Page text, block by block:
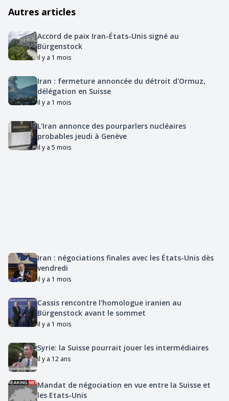
Autres articles
Accord de paix Iran-États-Unis signé au
Bürgenstock
il y a 1 mois
Iran : fermeture annoncée du détroit d'Ormuz,
délégation en Suisse
il y a 1 mois
L'Iran annonce des pourparlers nucléaires
probables jeudi à Genève
il y a 5 mois
Iran : négociations finales avec les États-Unis dès
vendredi
il y a 1 mois
Cassis rencontre l'homologue iranien au
Bürgenstock avant le sommet
il y a 1 mois
Syrie: la Suisse pourrait jouer les intermédiaires
il y a 12 ans
Mandat de négociation en vue entre la Suisse et
les Etats-Unis